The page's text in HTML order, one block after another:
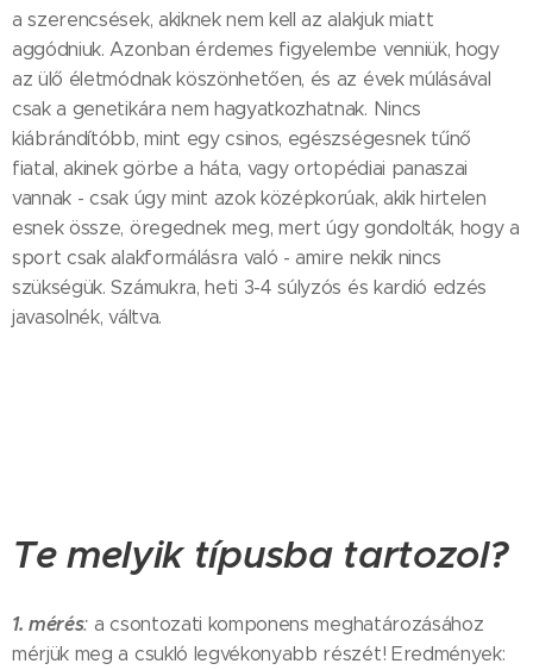
a szerencsések, akiknek nem kell az alakjuk miatt
aggódniuk. Azonban érdemes figyelembe venniük, hogy
az ülő életmódnak köszönhetően, és az évek múlásával
csak a genetikára nem hagyatkozhatnak. Nincs
kiábrándítóbb, mint egy csinos, egészségesnek tűnő
fiatal, akinek görbe a háta, vagy ortopédiai panaszai
vannak - csak úgy mint azok középkorúak, akik hirtelen
esnek össze, öregednek meg, mert úgy gondolták, hogy a
sport csak alakformálásra való - amire nekik nincs
szükségük. Számukra, heti 3-4 súlyzós és kardió edzés
javasolnék, váltva.
Te melyik típusba tartozol?
1. mérés: a csontozati komponens meghatározásához
mérjük meg a csukló legvékonyabb részét! Eredmények: